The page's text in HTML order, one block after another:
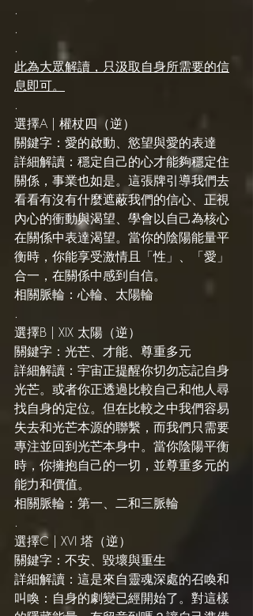
.
.
.
此為大眾解讀，只汲取自身所需要的信
息即可。
.
選擇A | 權杖四（逆）
關鍵字：愛的啟動、慾望與愛的表達
詳細解讀：穩定自己的心才能夠穩定住
關係，事業也如是。這張牌引導我們去
看看有沒有什麼遮蔽我們的信心、正視
內心的衝動與渴望、學會以自己為核心
在關係中表達渴望。當你的陰陽能量平
衡時，你能享受激情且「性」、「愛」
合一，在關係中感到自信。
相關脈輪：心輪、太陽輪
.
選擇B | XIX 太陽（逆）
關鍵字：光芒、才能、尊重多元
詳細解讀：宇宙正提醒你切勿忘記自身
光芒。或者你正透過比較自己和他人尋
找自身的定位。但在比較之中我們容易
失去和光芒本源的聯繫，而我們只需要
專注並回到光芒本身中。當你陰陽平衡
時，你擁抱自己的一切，並尊重多元的
能力和價值。
相關脈輪：第一、二和三脈輪
.
選擇C | XVI 塔（逆）
關鍵字：不安、毀壞與重生
詳細解讀：這是來自靈魂深處的召喚和
叫喚：自身的劇變已經開始了。對這樣